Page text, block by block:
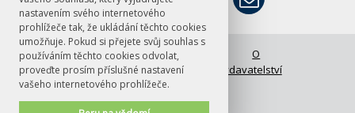
nastavením svého internetového
prohlížeče tak, že ukládání těchto cookies
umožňuje. Pokud si přejete svůj souhlas s
používáním těchto cookies odvolat,
proveďte prosím příslušné nastavení
vašeho internetového prohlížeče.
© FF UK 2026 Úvodní stránka
O
vydavatelství